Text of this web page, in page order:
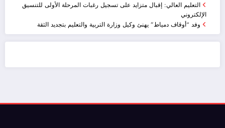
التعليم العالي: إقبال متزايد على تسجيل رغبات المرحلة الأولى للتنسيق
الإلكتروني
وفد “أوقاف دمياط” يهنئ وكيل وزارة التربية والتعليم بتجديد الثقة